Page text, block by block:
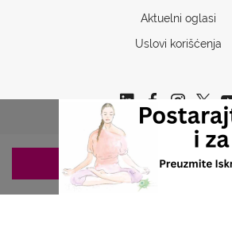
Aktuelni oglasi
Uslovi korišćenja
Copyrights © 2026 Sva prava
ZAKAZIVANJE 063/